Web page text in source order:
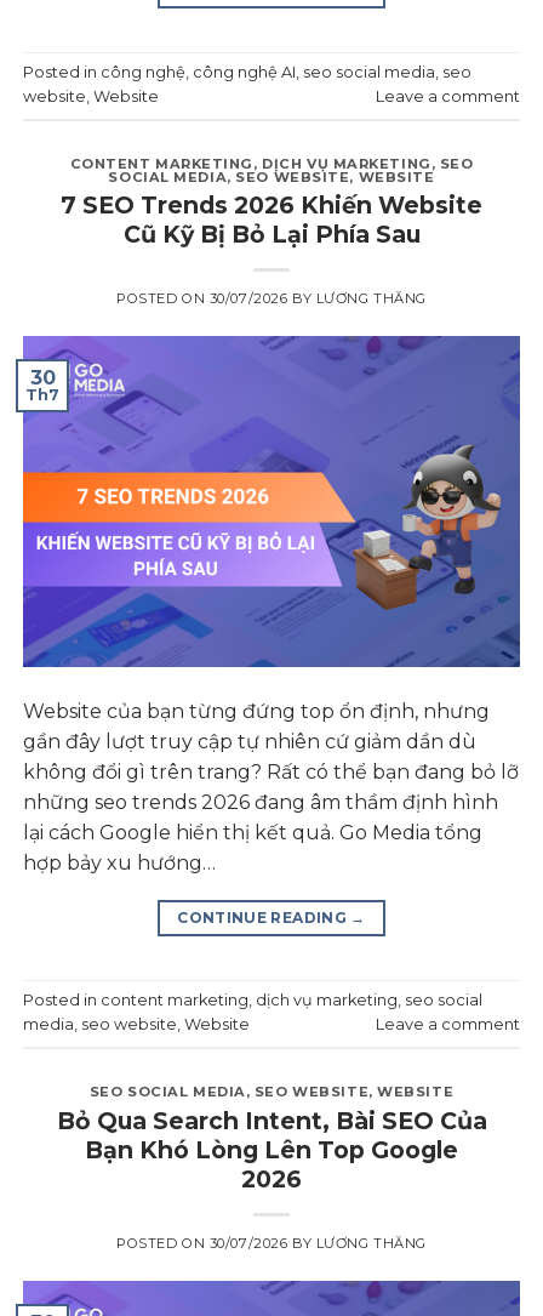
Posted in công nghệ, công nghệ AI, seo social media, seo
website,Website Leave a comment
CONTENT MARKETING , DỊCH VỤ MARKETING , SEO
SOCIAL MEDIA, SEO WEBSITE, WEBSITE
7 SEO Trends 2026 Khiến Website
Cũ Kỹ Bị Bỏ Lại Phía Sau
POSTED ON 30/07/2026 BY LƯƠNG THĂNG
30
Th7
Website của bạn từng đứng top ổn định, nhưng
gần đây lượt truy cập tự nhiên cứ giảm dần dù
không đổi gì trên trang? Rất có thể bạn đang bỏ lỡ
những seo trends 2026 đang âm thầm định hình
lại cách Google hiển thị kết quả. Go Media tổng
hợp bảy xu hướng…
CONTINUE READING →
Posted in content marketing, dịch vụ marketing, seo social
media, seo website,Website Leave a comment
SEO SOCIAL MEDIA, SEO WEBSITE,WEBSITE
Bỏ Qua Search Intent, Bài SEO Của
Bạn Khó Lòng Lên Top Google
2026
POSTED ON 30/07/2026 BY LƯƠNG THĂNG